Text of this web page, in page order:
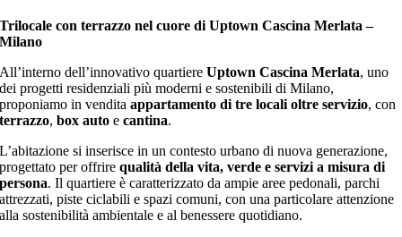
Trilocale con terrazzo nel cuore di Uptown Cascina Merlata –
Milano
All’interno dell’innovativo quartiereUptown Cascina Merlata, uno
dei progetti residenziali più moderni e sostenibili di Milano,
proponiamo in venditaappartamento di tre locali oltre servizio, con
terrazzo,box auto ecantina.
L’abitazione si inserisce in un contesto urbano di nuova generazione,
progettato per offrirequalità della vita, verde e servizi a misura di
persona. Il quartiere è caratterizzato da ampie aree pedonali, parchi
attrezzati, piste ciclabili e spazi comuni, con una particolare attenzione
alla sostenibilità ambientale e al benessere quotidiano.